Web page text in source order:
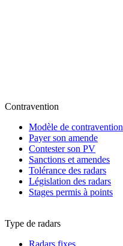
Contravention
Modèle de contravention
Payer son amende
Contester son PV
Sanctions et amendes
Tolérance des radars
Législation des radars
Stages permis à points
Type de radars
Radars fixes